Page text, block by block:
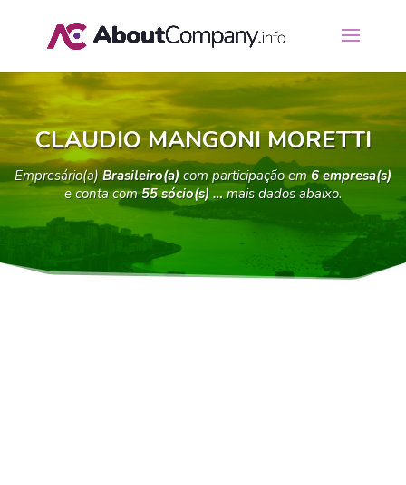
CLAUDIO MANGONI MORETTI
Empresário(a)Brasileiro(a) com participação em6 empresa(s)
e conta com55 sócio(s) …mais dados abaixo.